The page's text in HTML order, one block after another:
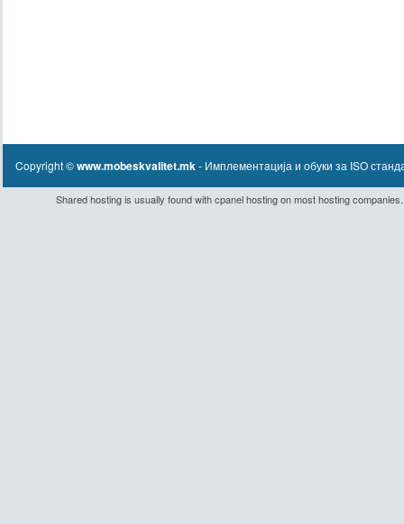
Copyright ©www.mobeskvalitet.mk- Имплементaција и обуки за ISO
Shared hostingis usually found withcpanel hostingon most hosting